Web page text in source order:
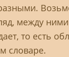
между
то есть
словаре.